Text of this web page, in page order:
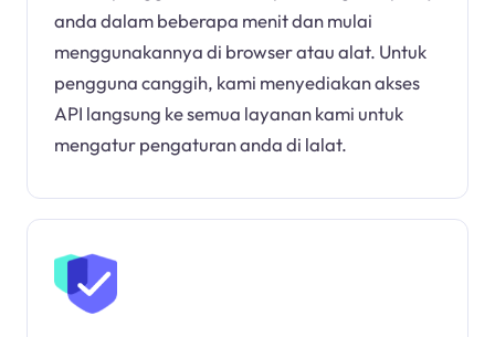
anda dalam beberapa menit dan mulai
menggunakannya di browser atau alat. Untuk
pengguna canggih, kami menyediakan akses
API langsung ke semua layanan kami untuk
mengatur pengaturan anda di lalat.